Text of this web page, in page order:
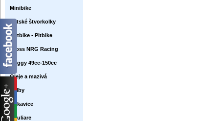
Minibike
Detské štvorkolky
Dirtbike - Pitbike
Cross NRG Racing
Buggy 49cc-150cc
Oleje a mazivá
Prilby
Rukavice
Okuliare